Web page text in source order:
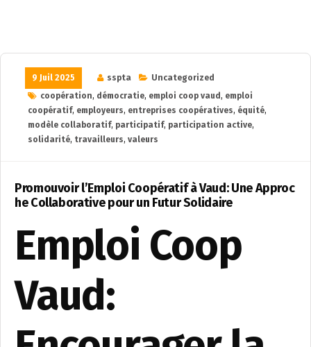
9 Juil 2025 sspta
Uncategorized
coopération, démocratie, emploi coop vaud , emploi
coopératif, employeurs, entreprises coopératives, équité,
modèle collaboratif, participatif, participation active,
solidarité, travailleurs, valeurs
Promouvoir l’Emploi Coopératif à Vaud: Une Approc
he Collaborative pour un Futur Solidaire
Emploi Coop
Vaud: